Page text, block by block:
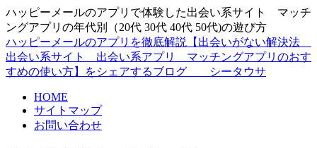
ハッピーメールのアプリで体験した出会い系サイト マッチ
ングアプリの年代別（20代 30代 40代 50代)の遊び方
ハッピーメールのアプリを徹底解説【出会いがない解決法
出会い系サイト 出会い系アプリ マッチングアプリのおす
すめの使い方】をシェアするブログ シータウサ
HOME
サイトマップ
お問い合わせ